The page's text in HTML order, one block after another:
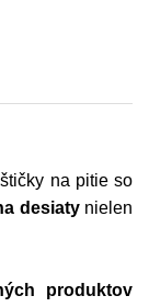
na pitie so
desiatynielen
produktov